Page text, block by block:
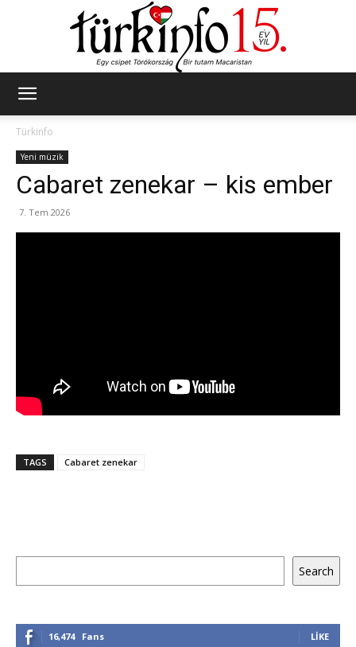
Türkinfo
Yeni müzik
Cabaret zenekar – kis ember
7. Tem 2026
TAGS Cabaret zenekar
Search
16,474 Fans LIKE